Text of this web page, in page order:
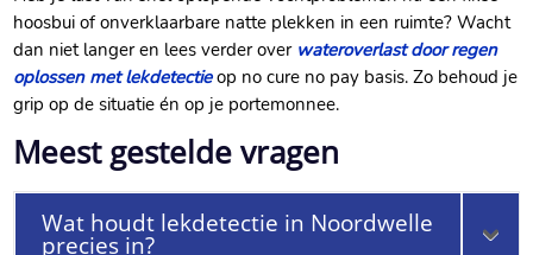
hoosbui of onverklaarbare natte plekken in een ruimte? Wacht
dan niet langer en lees verder over wateroverlast door regen
oplossen met lekdetectieop no cure no pay basis.​ Zo behoud je
grip op de situatie én op je portemonnee.​
Meest gestelde vragen
Wat houdt lekdetectie in Noordwelle
precies in?